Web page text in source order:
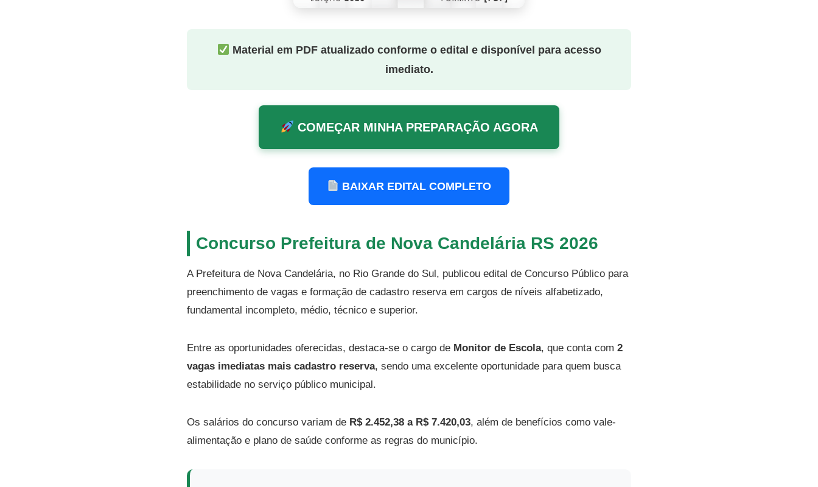
Material em PDF atualizado conforme o edital e disponível para acesso
imediato.
COMEÇAR MINHA PREPARAÇÃO AGORA
BAIXAR EDITAL COMPLETO
Concurso Prefeitura de Nova Candelária RS 2026
A Prefeitura de Nova Candelária, no Rio Grande do Sul, publicou edital de Concurso Público para
preenchimento de vagas e formação de cadastro reserva em cargos de níveis alfabetizado,
fundamental incompleto, médio, técnico e superior.
Entre as oportunidades oferecidas, destaca-se o cargo de Monitor de Escola, que conta com 2
vagas imediatas mais cadastro reserva, sendo uma excelente oportunidade para quem busca
estabilidade no serviço público municipal.
Os salários do concurso variam de R$ 2.452,38 a R$ 7.420,03, além de benefícios como vale-
alimentação e plano de saúde conforme as regras do município.